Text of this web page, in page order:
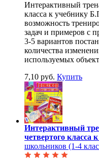
Интерактивный
класса к учебнику
возможность
задач и примеров с
3-5 вариантов
количества
используемых
7,10 руб. Купить
Интерактивный
четвертого класса
школьников (1-4